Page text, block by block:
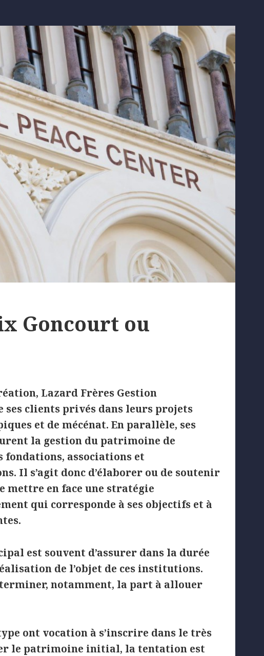
Goncourt ou
Lazard Frères Gestion
ses clients privés dans leurs projets
et de mécénat. En parallèle, ses
la gestion du patrimoine de
fondations, associations et
Il s’agit donc d’élaborer ou de soutenir
mettre en face une stratégie
qui corresponde à ses objectifs et à
est souvent d’assurer dans la durée
de l’objet de ces institutions.
notamment, la part à allouer
ont vocation à s’inscrire dans le très
le patrimoine initial, la tentation est